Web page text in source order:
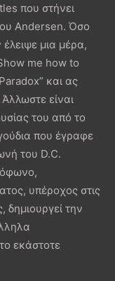
που στήνει
Andersen. Όσο
μια μέρα,
me how to
και ας
είναι
του από το
που έγραφε
του D.C.
υπέροχος στις
την
εκάστοτε